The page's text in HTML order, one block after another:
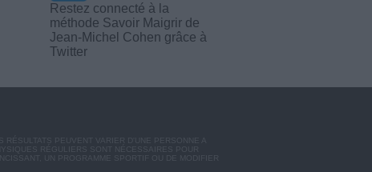
Restez connecté à la
méthode Savoir Maigrir de
Jean-Michel Cohen grâce à
Twitter
PEUVENT VARIER D'UNE PERSONNE A
RÉGULIERS SONT NÉCESSAIRES POUR
UN PROGRAMME SPORTIF OU DE MODIFIER